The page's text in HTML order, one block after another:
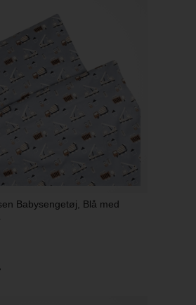
Babysengetøj, Blå med